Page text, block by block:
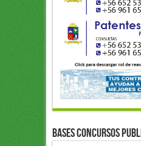
BASES CONCURSOS